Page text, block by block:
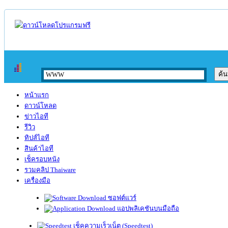
หน้าแรก
ดาวน์โหลด
ข่าวไอที
รีวิว
ทิปส์ไอที
สินค้าไอที
เช็ครอบหนัง
รวมคลิป Thaiware
เครื่องมือ
ซอฟต์แวร์
แอปพลิเคชันบนมือถือ
เช็คความเร็วเน็ต (Speedtest)